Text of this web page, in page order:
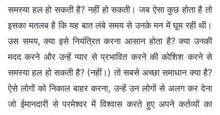
समस्या हल हो सकती है? नहीं हो सकती। जब ऐसा कुछ होता है तो
इसका मतलब है कि यह बात लंबे समय से उनके मन में घूम रही थी।
उस समय, क्या इसे नियंत्रित करना आसान होता है? क्या उनकी
मदद करने और उन्हें प्यार से प्रभावित करने की कोशिश करने से
समस्या हल हो सकती है? (नहीं।) तो सबसे अच्छा समाधान क्या है?
ऐसे लोगों को निकाल बाहर करना, उन्हें उन लोगों से अलग कर देना
जो ईमानदारी से परमेश्वर में विश्वास करते हुए अपने कर्तव्यों का